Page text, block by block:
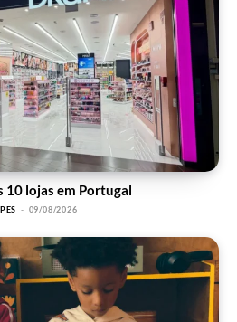
10 lojas em Portugal
- 09/08/2026